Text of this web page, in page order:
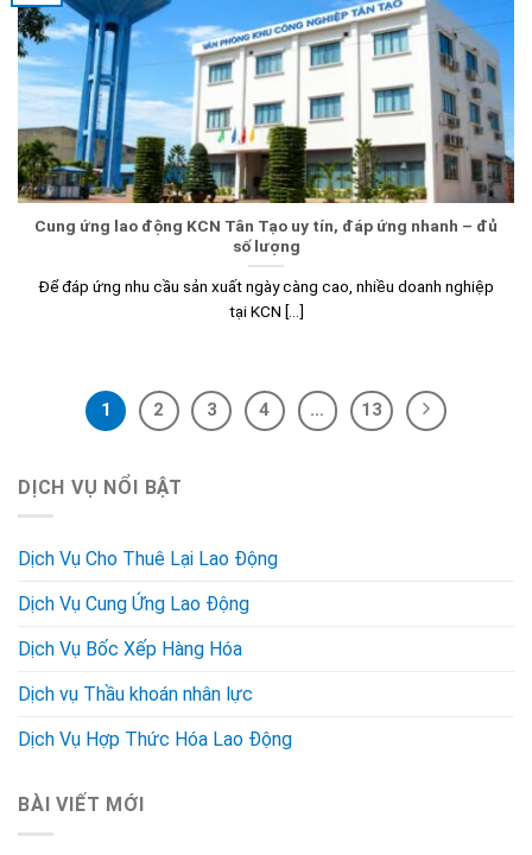
Cung ứng lao động KCN Tân Tạo uy tín, đáp ứng nhanh – đủ
số lượng
Để đáp ứng nhu cầu sản xuất ngày càng cao, nhiều doanh nghiệp
tại KCN [...]
1 2 3 4 … 13
DỊCH VỤ NỔI BẬT
Dịch Vụ Cho Thuê Lại Lao Động
Dịch Vụ Cung Ứng Lao Động
Dịch Vụ Bốc Xếp Hàng Hóa
Dịch vụ Thầu khoán nhân lực
Dịch Vụ Hợp Thức Hóa Lao Động
BÀI VIẾT MỚI